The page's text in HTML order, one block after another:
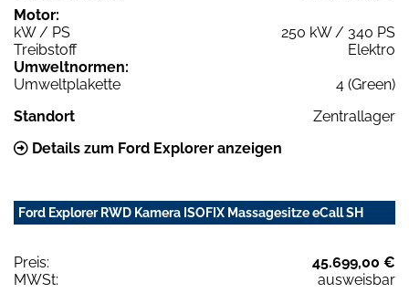
Motor:
kW / PS
250 kW / 340 PS
Treibstoff
Elektro
Umweltnormen:
Umweltplakette
4 (Green)
Standort
Zentrallager
Details zum Ford Explorer anzeigen
Ford Explorer RWD Kamera ISOFIX Massagesitze eCall SH
Preis:
45.699,00 €
MWSt:
ausweisbar